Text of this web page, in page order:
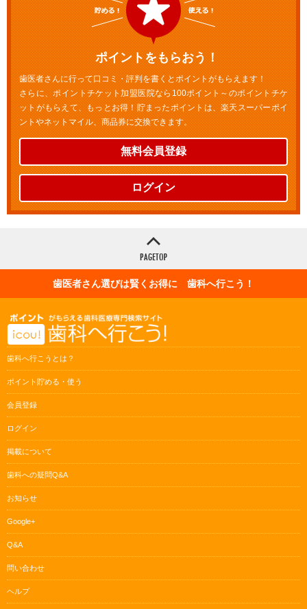
ポイントをもらおう！
歯医者さんに行って口コミ・評判を書くとポイントがもらえます！
さらに、ポイントチケット加盟医院なら100ポイント～のポイントチケ
ットがもらえて、もっとお得！貯まったポイントは、楽天スーパーポイ
ントやネットマイル、商品券に交換できます。
無料会員登録
ログイン
歯医者さん選びは賢くお得に 歯科へ行こう！
歯科へ行こうとは？
ポイント貯める・使う
会員登録
ログイン
掲載について
歯科への疑問Q&A
お知らせ
Google+
Q&A
問い合わせ
ヘルプ